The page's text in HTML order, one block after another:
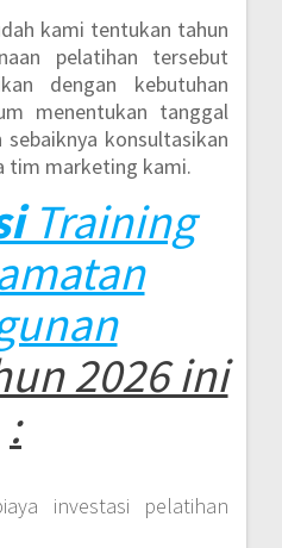
kami tentukan tahun
pelatihan tersebut
dengan kebutuhan
menentukan tanggal
sebaiknya konsultasikan
tim marketing kami.
Training
2026 ini
:
investasi pelatihan